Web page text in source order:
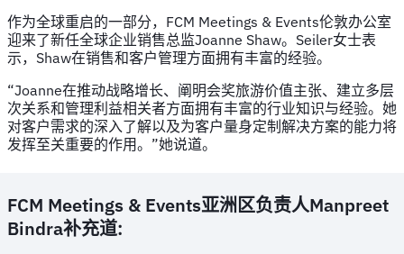
作为全球重启的一部分，FCM Meetings & Events伦敦办公室
迎来了新任全球企业销售总监Joanne Shaw。Seiler女士表
示，Shaw在销售和客户管理方面拥有丰富的经验。
“Joanne在推动战略增长、阐明会奖旅游价值主张、建立多层
次关系和管理利益相关者方面拥有丰富的行业知识与经验。她
对客户需求的深入了解以及为客户量身定制解决方案的能力将
发挥至关重要的作用。”她说道。
FCM Meetings & Events亚洲区负责人Manpreet
Bindra补充道: